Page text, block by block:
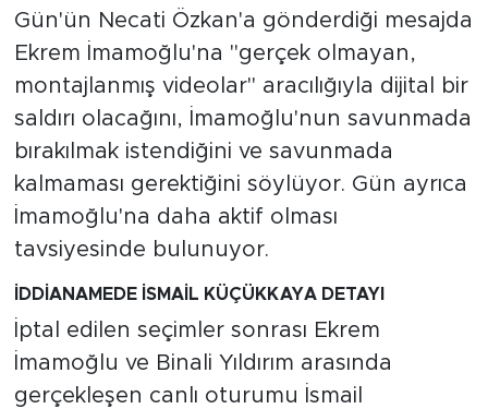
Gün'ün Necati Özkan'a gönderdiği mesajda
Ekrem İmamoğlu'na "gerçek olmayan,
montajlanmış videolar" aracılığıyla dijital bir
saldırı olacağını, İmamoğlu'nun savunmada
bırakılmak istendiğini ve savunmada
kalmaması gerektiğini söylüyor. Gün ayrıca
İmamoğlu'na daha aktif olması
tavsiyesinde bulunuyor.
İDDİANAMEDE İSMAİL KÜÇÜKKAYA DETAYI
İptal edilen seçimler sonrası Ekrem
İmamoğlu ve Binali Yıldırım arasında
gerçekleşen canlı oturumu İsmail